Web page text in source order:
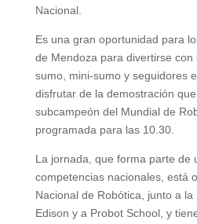
Nacional.
Es una gran oportunidad para
de Mendoza para divertirse con
sumo, mini-sumo y seguidores
disfrutar de la demostración
subcampeón del Mundial de
programada para las 10.30.
La jornada, que forma parte de
competencias nacionales, está
Nacional de Robótica, junto a la
Edison y a Probot School, y